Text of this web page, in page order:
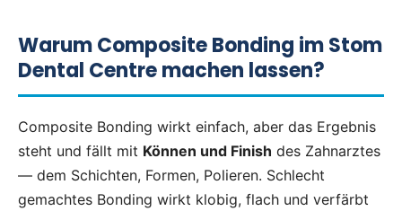
Warum Composite Bonding im Stom
Dental Centre machen lassen?
Composite Bonding wirkt einfach, aber das Ergebnis
steht und fällt mit Können und Finish des Zahnarztes
— dem Schichten, Formen, Polieren. Schlecht
gemachtes Bonding wirkt klobig, flach und verfärbt